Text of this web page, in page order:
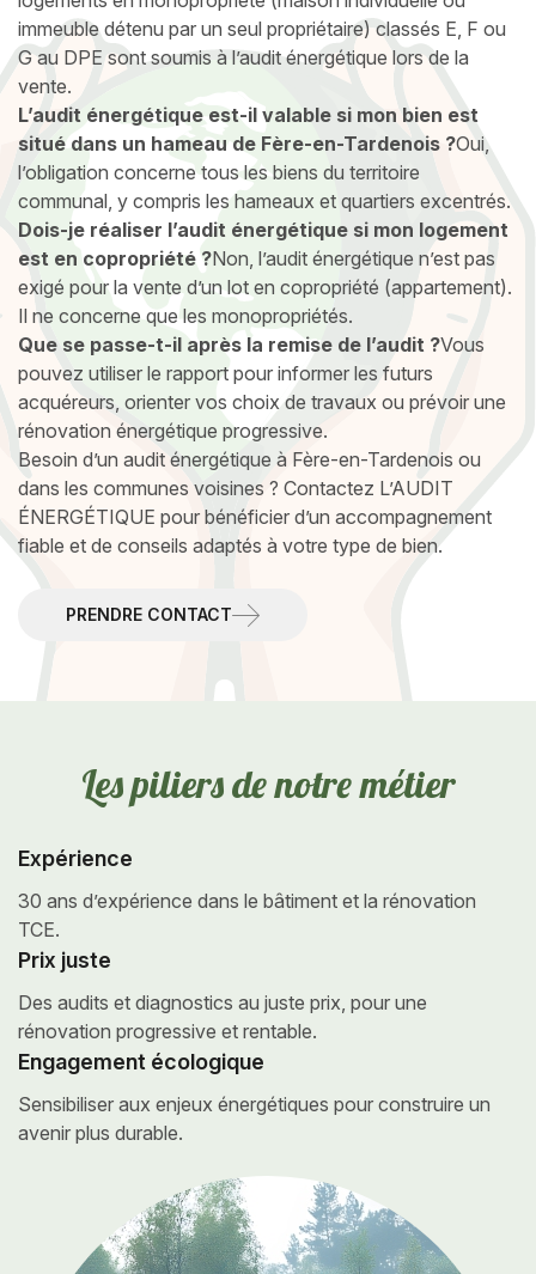
immeuble détenu par un seul propriétaire) classés E, F ou
G au DPE sont soumis à l’audit énergétique lors de la
vente.
L’audit énergétique est-il valable si mon bien est
situé dans un hameau de Fère-en-Tardenois ?Oui,
l’obligation concerne tous les biens du territoire
communal, y compris les hameaux et quartiers excentrés.
Dois-je réaliser l’audit énergétique si mon logement
est en copropriété ?Non, l’audit énergétique n’est pas
exigé pour la vente d’un lot en copropriété (appartement).
Il ne concerne que les monopropriétés.
Que se passe-t-il après la remise de l’audit ?Vous
pouvez utiliser le rapport pour informer les futurs
acquéreurs, orienter vos choix de travaux ou prévoir une
rénovation énergétique progressive.
Besoin d’un audit énergétique à Fère-en-Tardenois ou
dans les communes voisines ? Contactez L’AUDIT
ÉNERGÉTIQUE pour bénéficier d’un accompagnement
fiable et de conseils adaptés à votre type de bien.
PRENDRE CONTACT
Lespiliersdenotremétier
Expérience
30 ans d’expérience dans le bâtiment et la rénovation
TCE.
Prix juste
Des audits et diagnostics au juste prix, pour une
rénovation progressive et rentable.
Engagement écologique
Sensibiliser aux enjeux énergétiques pour construire un
avenir plus durable.